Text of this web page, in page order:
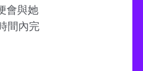
會與她
間內完